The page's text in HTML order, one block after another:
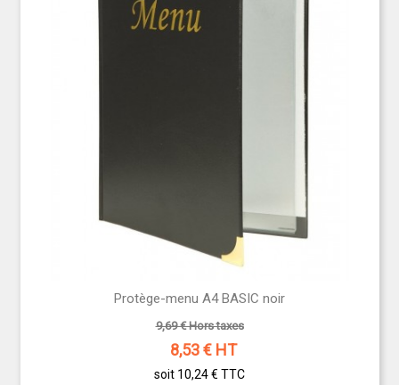
Protège-menu A4 BASIC noir
9,69 € Hors taxes
8,53€ HT
soit 10,24 € TTC